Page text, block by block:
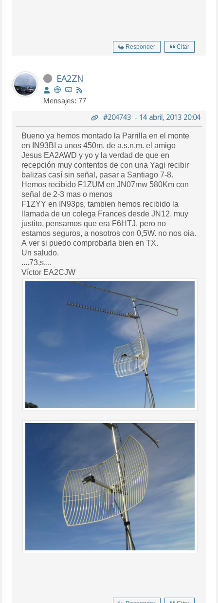
Responder Citar
EA2ZN
Mensajes: 77
#204743- 14 abril, 2013 20:04
Bueno ya hemos montado la Parrilla en el monte
en IN93BI a unos 450m. de a.s.n.m. el amigo
Jesus EA2AWD y yo y la verdad de que en
recepción muy contentos de con una Yagi recibir
balizas casí sin señal, pasar a Santiago 7-8.
Hemos recibido F1ZUM en JN07mw 580Km con
señal de 2-3 mas o menos
F1ZYY en IN93ps, tambien hemos recibido la
llamada de un colega Frances desde JN12, muy
justito, pensamos que era F6HTJ, pero no
estamos seguros, a nosotros con 0,5W. no nos oia.
A ver si puedo comprobarla bien en TX.
Un saludo.
....73,s....
Víctor EA2CJW